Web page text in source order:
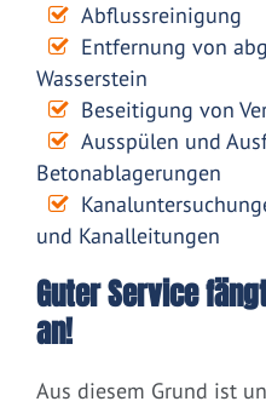
Abflussreinigung
Entfernung von
Wasserstein
Beseitigung von
Ausspülen und
Betonablagerungen
und Kanalleitungen
Guter Service
an!
Aus diesem Grund ist